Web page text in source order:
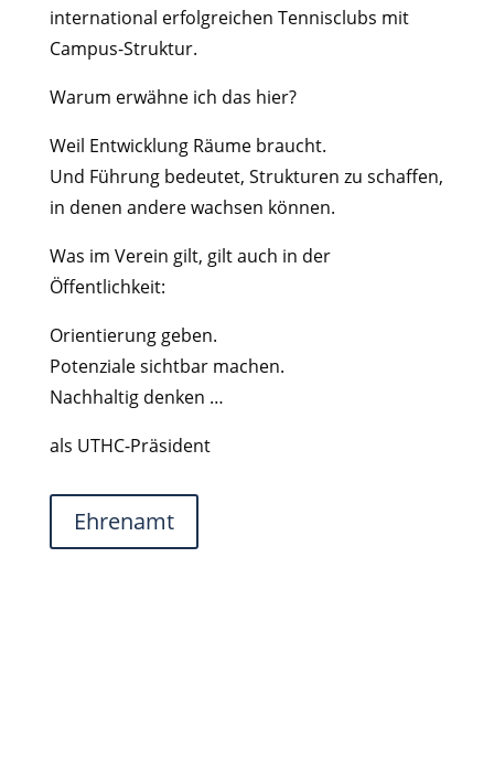
international erfolgreichen Tennisclubs mit
Campus-Struktur.
Warum erwähne ich das hier?
Weil Entwicklung Räume braucht.
Und Führung bedeutet, Strukturen zu schaffen,
in denen andere wachsen können.
Was im Verein gilt, gilt auch in der
Öffentlichkeit:
Orientierung geben.
Potenziale sichtbar machen.
Nachhaltig denken …
als UTHC-Präsident
Ehrenamt